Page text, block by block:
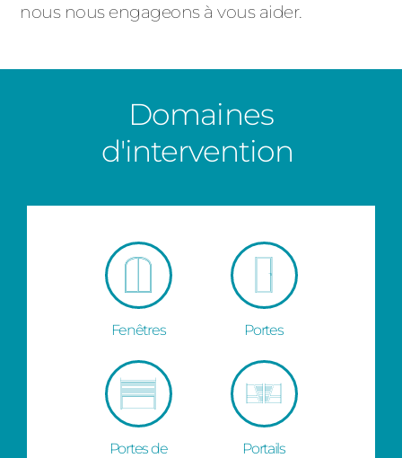
nous nous engageons à vous aider.
Domaines
d'intervention
Fenêtres Portes
Portes de
Portails